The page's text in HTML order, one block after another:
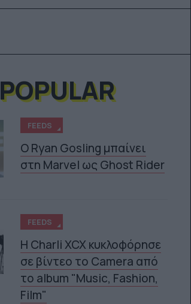
POPULAR
FEEDS
Ο Ryan Gosling μπαίνει
στη Marvel ως Ghost Rider
FEEDS
H Charli XCX κυκλοφόρησε
σε βίντεο το Camera από
το album "Music, Fashion,
Film"